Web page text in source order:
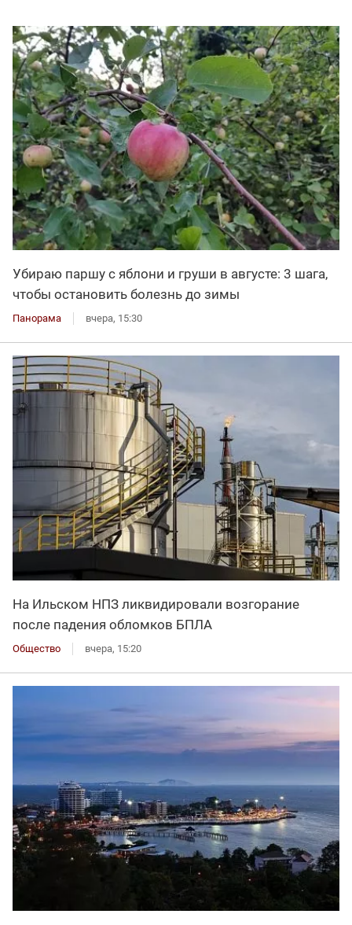
Убираю паршу с яблони и груши в августе: 3 шага,
чтобы остановить болезнь до зимы
Панорама вчера, 15:30
На Ильском НПЗ ликвидировали возгорание
после падения обломков БПЛА
Общество вчера, 15:20